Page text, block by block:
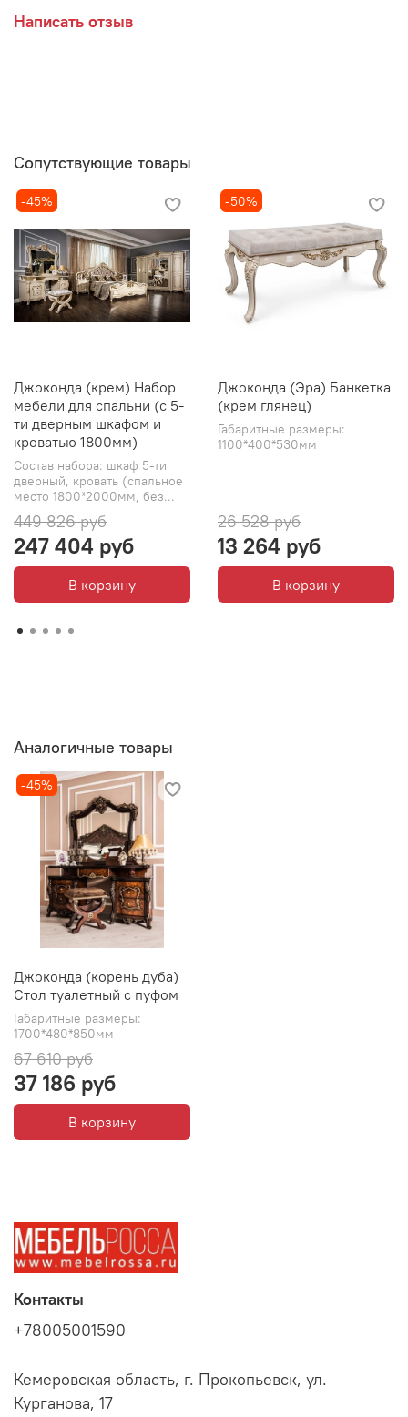
Написать отзыв
Сопутствующие товары
-45%
Джоконда (крем) Набор
мебели для спальни (с 5-
ти дверным шкафом и
кроватью 1800мм)
Состав набора: шкаф 5-ти
дверный, кровать (спальное
место 1800*2000мм, без...
449 826 руб
247 404 руб
В корзину
-50%
Джоконда (Эра) Банкетка
(крем глянец)
Габаритные размеры:
1100*400*530мм
26 528 руб
13 264 руб
В корзину
Аналогичные товары
-45%
Джоконда (корень дуба)
Стол туалетный с пуфом
Габаритные размеры:
1700*480*850мм
67 610 руб
37 186 руб
В корзину
Контакты
+78005001590
Кемеровская область, г. Прокопьевск, ул.
Курганова, 17